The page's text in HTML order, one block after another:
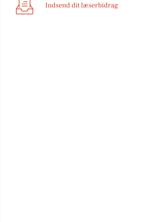
Indsend dit læserbidrag